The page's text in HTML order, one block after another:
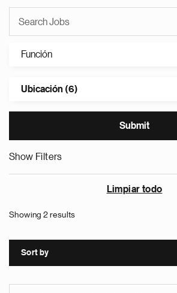
Función
Ubicación (6)
Show Filters
Limpiar todo
Showing 2 results
Sort by